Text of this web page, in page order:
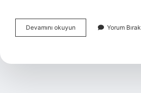
Devamını okuyun Araştırmanın
Örneklemi
Yorum Bırak